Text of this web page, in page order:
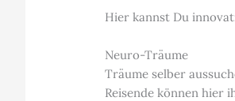
Hier kannst Du
Neuro-Träume
Träume selber
Reisende können hier